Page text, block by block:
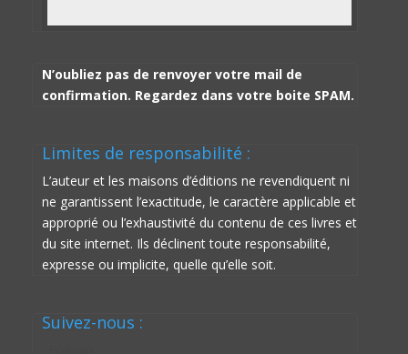
N’oubliez pas de renvoyer votre mail de
confirmation. Regardez dans votre boite SPAM.
Limites de responsabilité :
L’auteur et les maisons d’éditions ne revendiquent ni
ne garantissent l’exactitude, le caractère applicable et
approprié ou l’exhaustivité du contenu de ces livres et
du site internet. Ils déclinent toute responsabilité,
expresse ou implicite, quelle qu’elle soit.
Suivez-nous :